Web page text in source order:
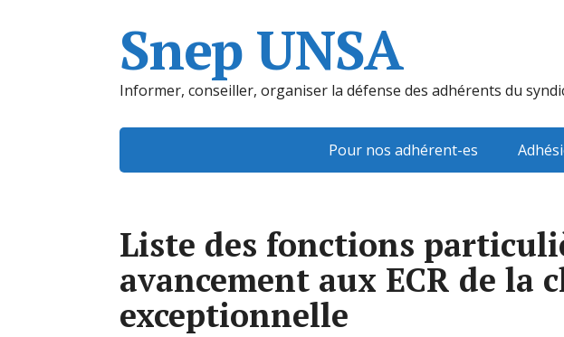
Snep UNSA
Informer, conseiller, organiser la défense des adhérents du
Pour nos adhérent-es
Liste des fonctions
avancement aux ECR de la
exceptionnelle